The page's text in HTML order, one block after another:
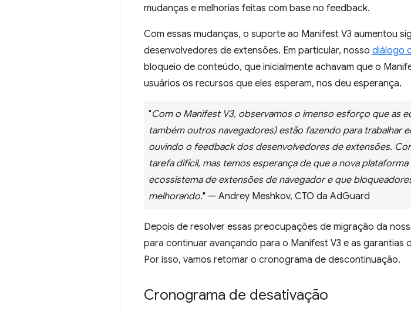
mudanças e melhorias feitas com base no feedback.
Com essas mudanças, o suporte ao Manifest V3 aumentou
desenvolvedores de extensões. Em particular, nosso diálogo
bloqueio de conteúdo, que inicialmente achavam que o
usuários os recursos que eles esperam, nos deu esperança.
"Com o Manifest V3, observamos o imenso esforço que as
também outros navegadores) estão fazendo para trabalhar
ouvindo o feedback dos desenvolvedores de extensões.
tarefa difícil, mas temos esperança de que a nova
ecossistema de extensões de navegador e que
melhorando." — Andrey Meshkov, CTO da AdGuard
Depois de resolver essas preocupações de migração da
para continuar avançando para o Manifest V3 e as garantias
Por isso, vamos retomar o cronograma de descontinuação.
Cronograma de desativação